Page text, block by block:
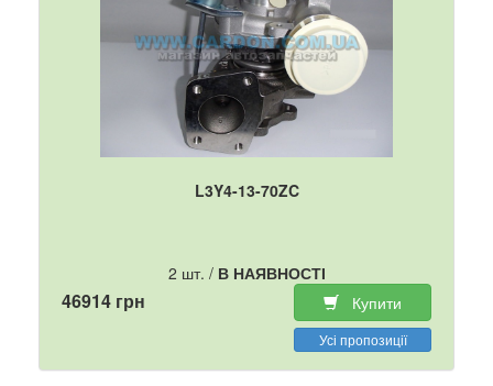
L3Y4-13-70ZC
2 шт. / В НАЯВНОСТІ
46914 грн Купити
Усі пропозиції